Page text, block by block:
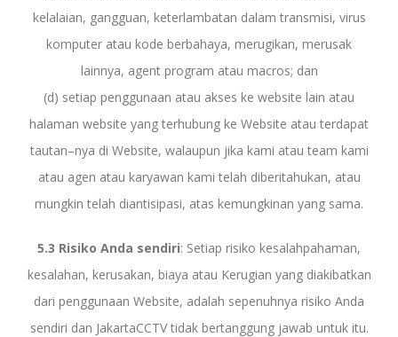
kelalaian, gangguan, keterlambatan dalam transmisi, virus
komputer atau kode berbahaya, merugikan, merusak
lainnya, agent program atau macros; dan
(d) setiap penggunaan atau akses ke website lain atau
halaman website yang terhubung ke Website atau terdapat
tautan–nya di Website, walaupun jika kami atau team kami
atau agen atau karyawan kami telah diberitahukan, atau
mungkin telah diantisipasi, atas kemungkinan yang sama.
5.3 Risiko Anda sendiri: Setiap risiko kesalahpahaman,
kesalahan, kerusakan, biaya atau Kerugian yang diakibatkan
dari penggunaan Website, adalah sepenuhnya risiko Anda
sendiri dan JakartaCCTV tidak bertanggung jawab untuk itu.